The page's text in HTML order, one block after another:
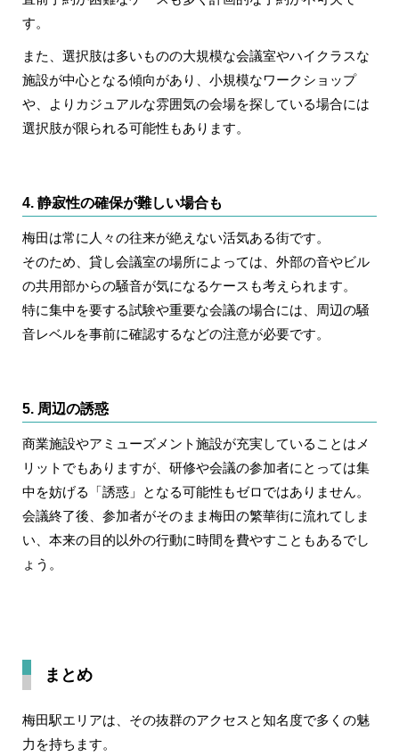
す。
また、選択肢は多いものの大規模な会議室やハイクラスな
施設が中心となる傾向があり、小規模なワークショップ
や、よりカジュアルな雰囲気の会場を探している場合には
選択肢が限られる可能性もあります。
4. 静寂性の確保が難しい場合も
梅田は常に人々の往来が絶えない活気ある街です。
そのため、貸し会議室の場所によっては、外部の音やビル
の共用部からの騒音が気になるケースも考えられます。
特に集中を要する試験や重要な会議の場合には、周辺の騒
音レベルを事前に確認するなどの注意が必要です。
5. 周辺の誘惑
商業施設やアミューズメント施設が充実していることはメ
リットでもありますが、研修や会議の参加者にとっては集
中を妨げる「誘惑」となる可能性もゼロではありません。
会議終了後、参加者がそのまま梅田の繁華街に流れてしま
い、本来の目的以外の行動に時間を費やすこともあるでし
ょう。
まとめ
梅田駅エリアは、その抜群のアクセスと知名度で多くの魅
力を持ちます。